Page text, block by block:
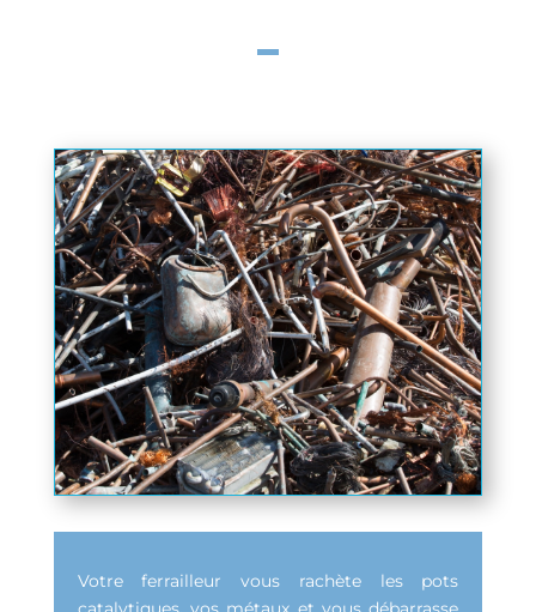
Votre ferrailleur vous rachète les pots